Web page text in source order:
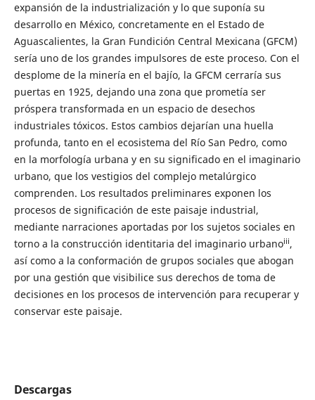
expansión de la industrialización y lo que suponía su
desarrollo en México, concretamente en el Estado de
Aguascalientes, la Gran Fundición Central Mexicana (GFCM)
sería uno de los grandes impulsores de este proceso. Con el
desplome de la minería en el bajío, la GFCM cerraría sus
puertas en 1925, dejando una zona que prometía ser
próspera transformada en un espacio de desechos
industriales tóxicos. Estos cambios dejarían una huella
profunda, tanto en el ecosistema del Río San Pedro, como
en la morfología urbana y en su significado en el imaginario
urbano, que los vestigios del complejo metalúrgico
comprenden. Los resultados preliminares exponen los
procesos de significación de este paisaje industrial,
mediante narraciones aportadas por los sujetos sociales en
torno a la construcción identitaria del imaginario urbanoiii,
así como a la conformación de grupos sociales que abogan
por una gestión que visibilice sus derechos de toma de
decisiones en los procesos de intervención para recuperar y
conservar este paisaje.
Descargas